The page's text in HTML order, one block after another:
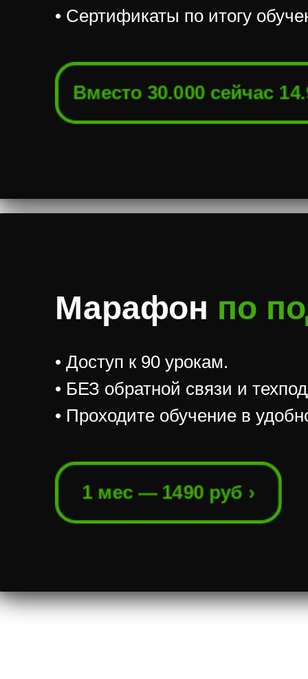
• Доступ к 90 урокам.
• БЕЗ обратной связи и
• Проходите обучение в
1 мес — 1490 руб ›
Вместо 30.000
Вместо 30.000 сейчас
Марафон по
• Сертификаты по итогу